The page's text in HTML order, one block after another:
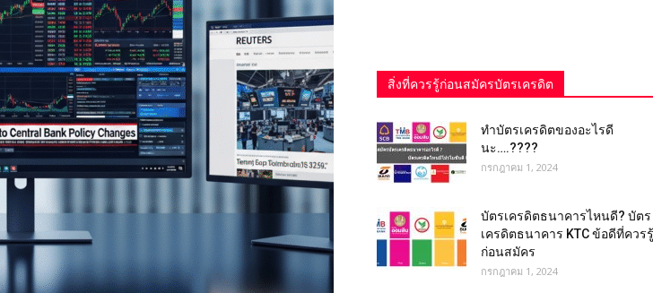
สิ่งที่ควรรู้ก่อนสมัครบัตรเครดิต
ทําบัตรเครดิตของอะไรดี
นะ….????
กรกฎาคม 1, 2024
บัตรเครดิตธนาคารไหนดี? บัตร
เครดิตธนาคาร KTC ข้อดีที่ควรรู้
ก่อนสมัคร
กรกฎาคม 1, 2024